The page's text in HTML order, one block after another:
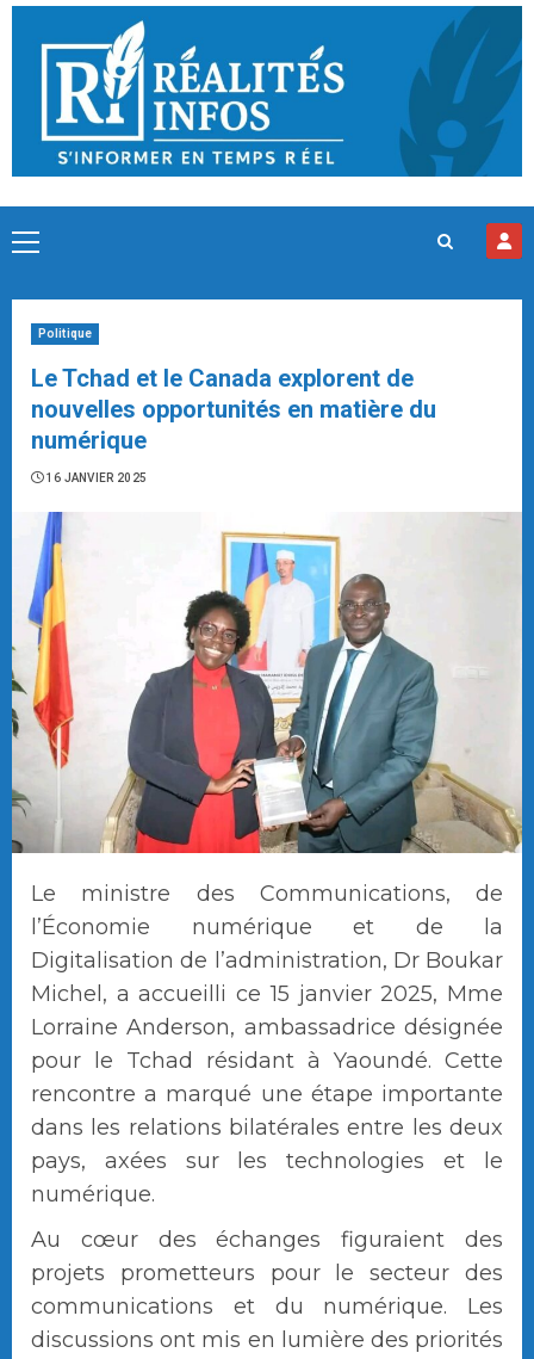
Skip
content
Primary
Politique
Le Tchad et le Canada explorent de
nouvelles opportunités en matière du
numérique
16 JANVIER 2025
Le ministre des Communications, de
l’Économie numérique et de la
Digitalisation de l’administration, Dr Boukar
Michel, a accueilli ce 15 janvier 2025, Mme
Lorraine Anderson, ambassadrice désignée
pour le Tchad résidant à Yaoundé. Cette
rencontre a marqué une étape importante
dans les relations bilatérales entre les deux
pays, axées sur les technologies et le
numérique.
Au cœur des échanges figuraient des
projets prometteurs pour le secteur des
communications et du numérique. Les
discussions ont mis en lumière des priorités